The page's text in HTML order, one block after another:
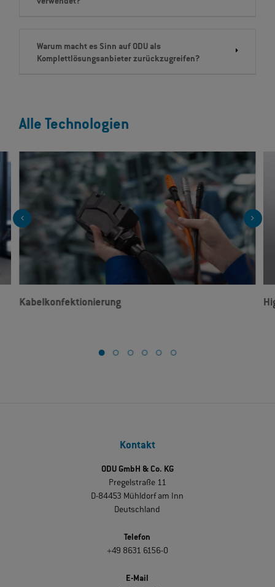
Warum macht es Sinn auf ODU als
Komplettlösungsanbieter zurückzugreifen?
Alle Technologien
Kabelkonfektionierung
Kontakt
ODU GmbH & Co. KG
Pregelstraße 11
D-84453 Mühldorf am Inn
Deutschland
Telefon
+49 8631 6156-0
E-Mail